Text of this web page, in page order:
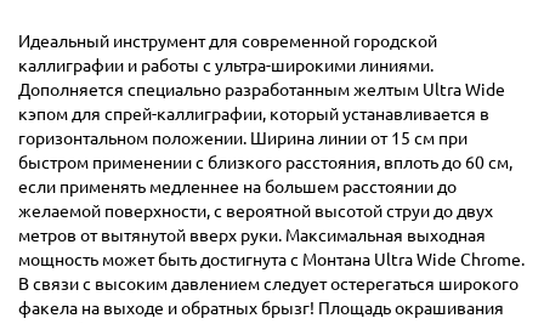
Идеальный инструмент для современной городской
каллиграфии и работы с ультра-широкими линиями.
Дополняется специально разработанным желтым Ultra Wide
кэпом для спрей-каллиграфии, который устанавливается в
горизонтальном положении. Ширина линии от 15 см при
быстром применении с близкого расстояния, вплоть до 60 см,
если применять медленнее на большем расстоянии до
желаемой поверхности, с вероятной высотой струи до двух
метров от вытянутой вверх руки. Максимальная выходная
мощность может быть достигнута с Монтана Ultra Wide Chrome.
В связи с высоким давлением следует остерегаться широкого
факела на выходе и обратных брызг! Площадь окрашивания